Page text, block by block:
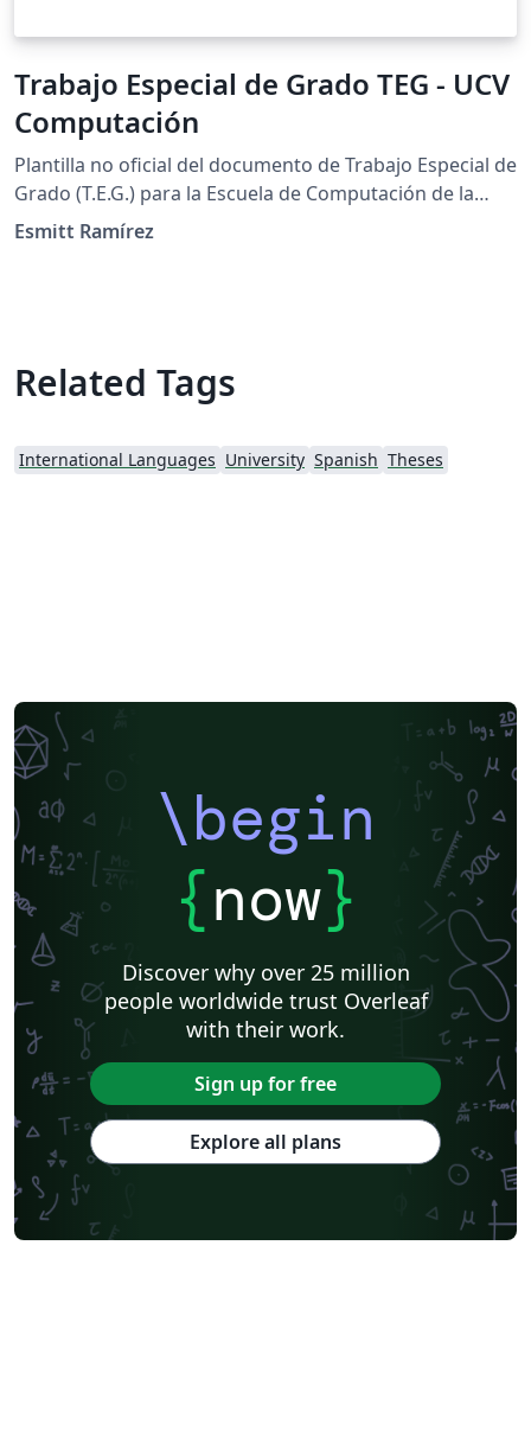
Trabajo Especial de Grado TEG - UCV
Computación
Plantilla no oficial del documento de Trabajo Especial de
Grado (T.E.G.) para la Escuela de Computación de la
Universidad Central de Venezuela. También puede ser
Esmitt Ramírez
Related Tags
International Languages University Spanish Theses
\begin
{now}
Discover why over 25 million
people worldwide trust Overleaf
with their work.
Sign up for free
Explore all plans